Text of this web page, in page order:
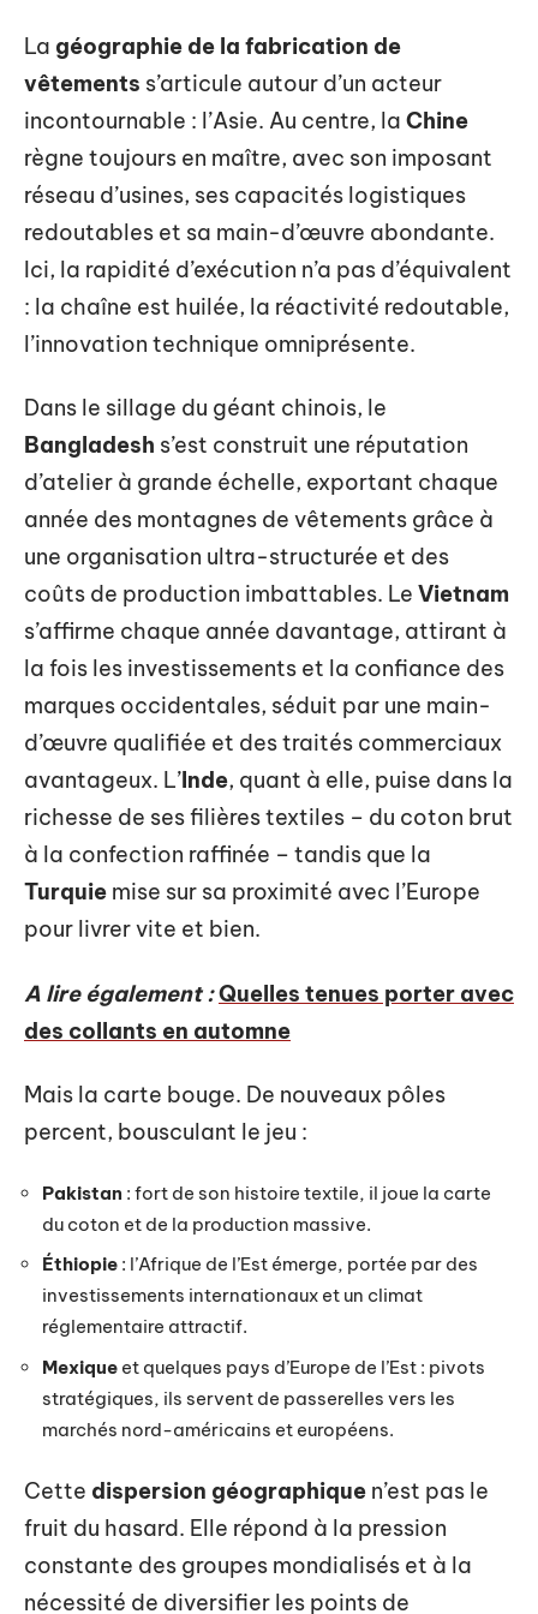
La géographie de la fabrication de
vêtements s’articule autour d’un acteur
incontournable : l’Asie. Au centre, la Chine
règne toujours en maître, avec son imposant
réseau d’usines, ses capacités logistiques
redoutables et sa main-d’œuvre abondante.
Ici, la rapidité d’exécution n’a pas d’équivalent
: la chaîne est huilée, la réactivité redoutable,
l’innovation technique omniprésente.
Dans le sillage du géant chinois, le
Bangladesh s’est construit une réputation
d’atelier à grande échelle, exportant chaque
année des montagnes de vêtements grâce à
une organisation ultra-structurée et des
coûts de production imbattables. Le Vietnam
s’affirme chaque année davantage, attirant à
la fois les investissements et la confiance des
marques occidentales, séduit par une main-
d’œuvre qualifiée et des traités commerciaux
avantageux. L’Inde, quant à elle, puise dans la
richesse de ses filières textiles – du coton brut
à la confection raffinée – tandis que la
Turquie mise sur sa proximité avec l’Europe
pour livrer vite et bien.
A lire également :Quelles tenues porter avec
des collants en automne
Mais la carte bouge. De nouveaux pôles
percent, bousculant le jeu :
Pakistan : fort de son histoire textile, il joue la carte
du coton et de la production massive.
Éthiopie : l’Afrique de l’Est émerge, portée par des
investissements internationaux et un climat
réglementaire attractif.
Mexique et quelques pays d’Europe de l’Est : pivots
stratégiques, ils servent de passerelles vers les
marchés nord-américains et européens.
Cette dispersion géographique n’est pas le
fruit du hasard. Elle répond à la pression
constante des groupes mondialisés et à la
nécessité de diversifier les points de